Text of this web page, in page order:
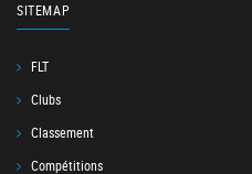
SITEMAP
FLT
Clubs
Classement
Compétitions